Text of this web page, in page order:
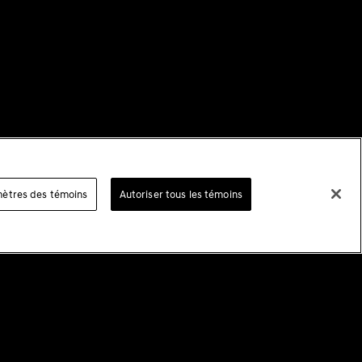
des témoins Autoriser tous les témoins